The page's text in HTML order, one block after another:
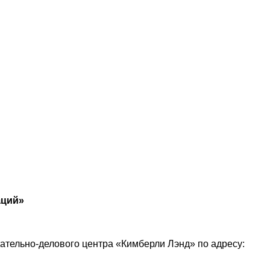
делового центра «Кимберли Лэнд» по адресу: